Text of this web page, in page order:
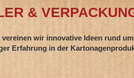
&
wir innovative Ideen rund um
in der